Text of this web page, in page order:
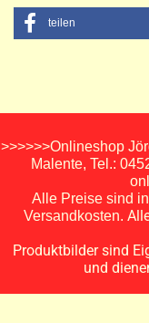
teilen
>>>>>>Onlineshop
Malente, Tel.:
Alle Preise sind
Versandkosten.
Produktbilder sind
und